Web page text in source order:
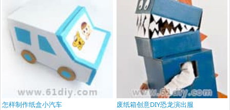
怎样制作纸盒小汽车 废纸箱创意DIY恐龙演出服